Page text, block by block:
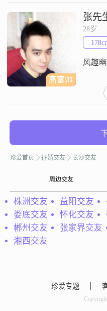
我的
学历
个人
事业成
高富帅
张先
28岁
风趣
珍爱首页 征婚交友 长沙交友
周边交友
株洲交友 益阳交友
娄底交友
怀化交友
郴州交友
张家界交友
湘西交友
珍爱专题